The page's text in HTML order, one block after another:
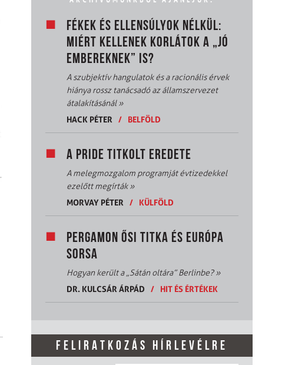
FÉKEK ÉS ELLENSÚLYOK NÉLKÜL:
MIÉRT KELLENEK KORLÁTOK A „JÓ
EMBEREKNEK” IS?
A szubjektív hangulatok és a racionális érvek
hiánya rossz tanácsadó az államszervezet
átalakításánál»
HACK PÉTER
/ BELFÖLD
A PRIDE TITKOLT EREDETE
A melegmozgalom programját évtizedekkel
ezelőtt megírták»
MORVAY PÉTER
/ KÜLFÖLD
PERGAMON ŐSI TITKA ÉS EURÓPA
SORSA
Hogyan került a „Sátán oltára” Berlinbe?»
DR. KULCSÁR ÁRPÁD
/ HIT ÉS ÉRTÉKEK
FELIRATKOZÁS HÍRLEVÉLRE